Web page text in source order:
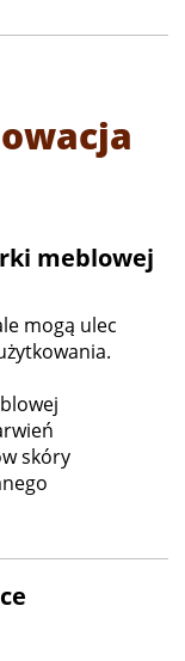
meblowej
mogą ulec
skóry